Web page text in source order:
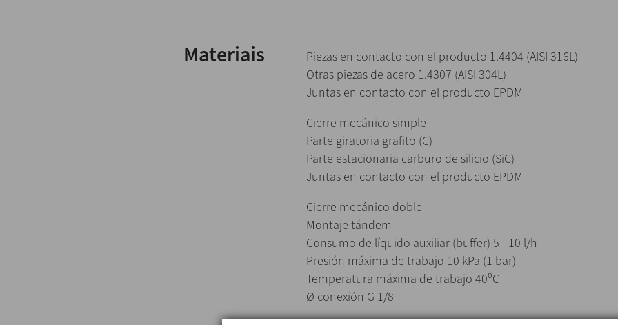
Materiais
Piezas en contacto con el producto 1.4404 (AISI 316L)
Otras piezas de acero 1.4307 (AISI 304L)
Juntas en contacto con el producto EPDM
Cierre mecánico simple
Parte giratoria grafito (C)
Parte estacionaria carburo de silicio (SiC)
Juntas en contacto con el producto EPDM
Cierre mecánico doble
Montaje tándem
Consumo de líquido auxiliar (buffer) 5 - 10 l/h
Presión máxima de trabajo 10 kPa (1 bar)
Temperatura máxima de trabajo 40⁰C
Ø conexión G 1/8